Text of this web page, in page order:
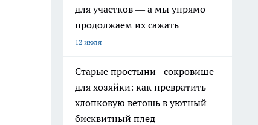
для участков — а мы упрямо
продолжаем их сажать
12 июля
Старые простыни - сокровище
для хозяйки: как превратить
хлопковую ветошь в уютный
бисквитный плед